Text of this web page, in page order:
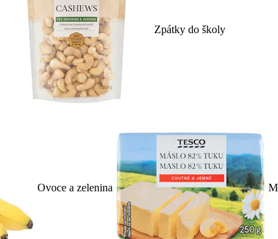
Zpátky do školy
Ovoce a zelenina